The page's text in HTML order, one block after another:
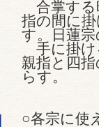
合掌する
指の間に
す。日蓮
手に掛け
親指と四
らす。
○各宗に使